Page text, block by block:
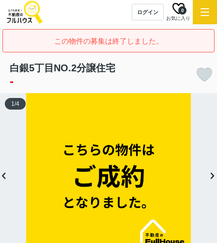
ログイン
お気に入り
0
この物件の募集は終了しました。
白銀5丁目NO.2分譲住宅
-
1/4